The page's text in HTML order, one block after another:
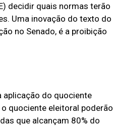
decidir quais normas terão
Uma inovação do texto do
no Senado, é a proibição
aplicação do quociente
quociente eleitoral poderão
que alcançam 80% do